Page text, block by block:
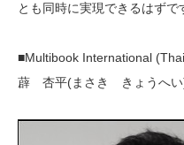
とも同時に実現できるはずで
■Multibook International
薜 杏平(まさき きょうへい